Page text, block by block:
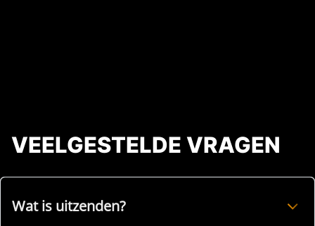
VEELGESTELDE VRAGEN
Wat is uitzenden?